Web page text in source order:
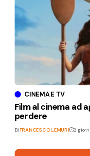
CINEMA E TV
Film al cinema ad
perdere
DiFRANCESCO LEMURI 2